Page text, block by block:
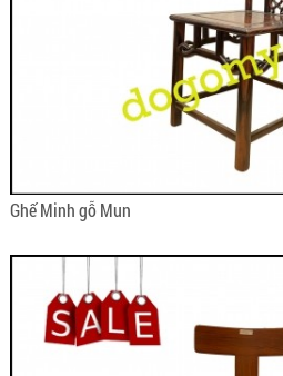
Ghế Minh gỗ Mun